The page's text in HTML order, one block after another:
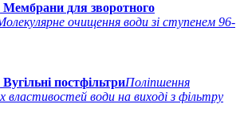
Мембрани для зворотного
очищення води зі ступенем 96-
Вугільні постфільтриПоліпшення
властивостей води на виході з фільтру